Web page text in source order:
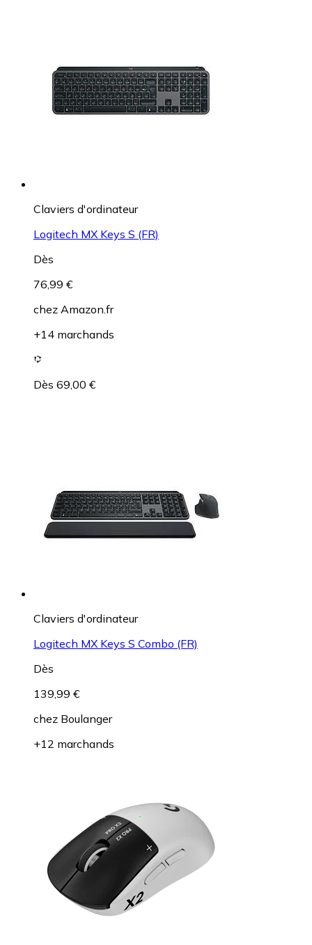
Claviers d'ordinateur
Logitech MX Keys S (FR)
Dès
76,99 €
chez Amazon.fr
+14 marchands
Dès 69,00 €
Claviers d'ordinateur
Logitech MX Keys S Combo (FR)
Dès
139,99 €
chez Boulanger
+12 marchands